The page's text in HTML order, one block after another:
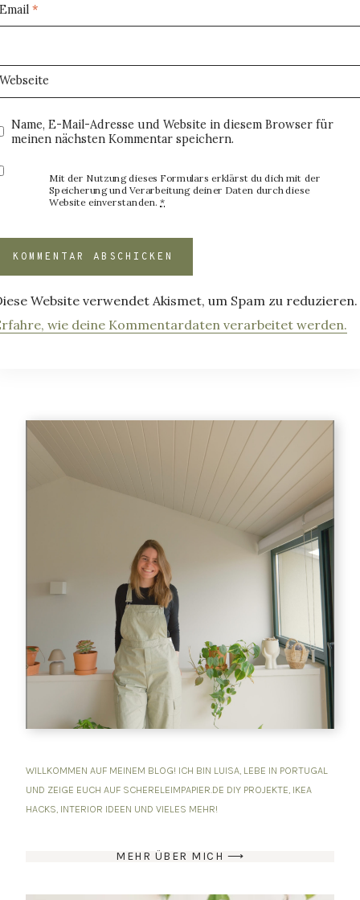
Email*
Webseite
Name, E-Mail-Adresse und Website in diesem Browser für
meinen nächsten Kommentar speichern.
Mit der Nutzung dieses Formulars erklärst du dich mit der
Speicherung und Verarbeitung deiner Daten durch diese
Website einverstanden.*
Website verwendet Akismet, um Spam zu reduzieren.
wie deine Kommentardaten verarbeitet werden.
WILLKOMMEN AUF MEINEM BLOG! ICH BIN LUISA, LEBE IN PORTUGAL
UND ZEIGE EUCH AUF SCHERELEIMPAPIER.DE DIY PROJEKTE, IKEA
HACKS, INTERIOR IDEEN UND VIELES MEHR!
MEHR ÜBER MICH ⟶